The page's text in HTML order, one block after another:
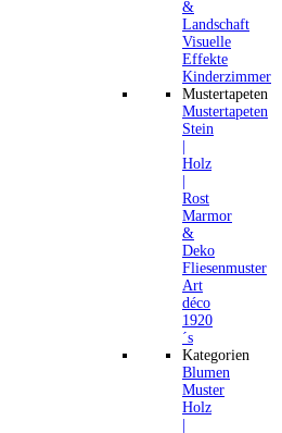
&
Landschaft
Visuelle
Effekte
Kinderzimmer
Mustertapeten
Mustertapeten
Stein
Holz
Rost
Marmor
&
Deko
Fliesenmuster
Art
déco
1920
´s
Kategorien
Blumen
Muster
Holz